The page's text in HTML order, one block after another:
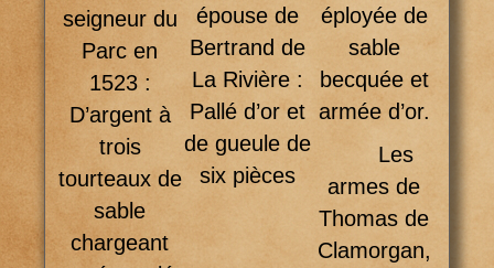
seigneur du
Parc en
1523 :
D’argent à
trois
tourteaux de
sable
chargeant
épouse de
Bertrand de
La Rivière :
Pallé d’or et
de gueule de
six pièces
éployée de
sable
becquée et
armée d’or.
Les
armes de
Thomas de
Clamorgan,